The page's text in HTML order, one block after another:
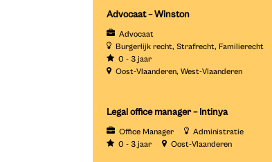
Advocaat – Winston
Advocaat
Burgerlijk recht Strafrecht Familierecht
0 - 3 jaar
Oost-Vlaanderen West-Vlaanderen
Legal office manager – Intinya
Office Manager
Administratie
0 - 3 jaar
Oost-Vlaanderen